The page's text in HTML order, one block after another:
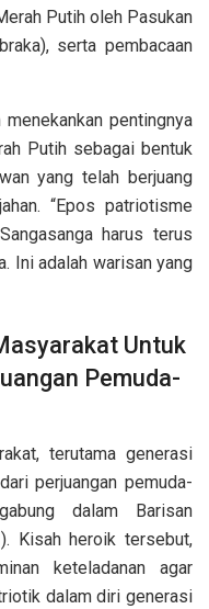
Putih oleh Pasukan
serta pembacaan
menekankan pentingnya
Putih sebagai bentuk
yang telah berjuang
“Epos patriotisme
harus terus
Ini adalah warisan yang
Untuk
Pemuda-
terutama generasi
perjuangan pemuda-
dalam Barisan
Kisah heroik tersebut,
keteladanan agar
dalam diri generasi